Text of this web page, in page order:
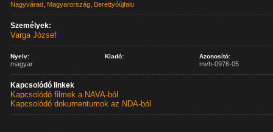
Nagyvárad Magyarország Berettyóújfalu
Személyek:
Varga József
Nyelv:
magyar
Kiadó: Azonosító:
mvh-0976-05
Kapcsolódó linkek
Kapcsolódó filmek a NAVA-ból
Kapcsolódó dokumentumok az NDA-ból